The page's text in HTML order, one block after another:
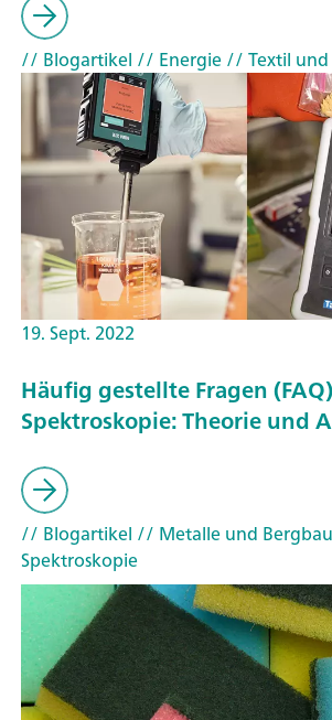
// Blogartikel // Energie// Textil und
19. Sept. 2022
Häufig gestellte Fragen
Spektroskopie: Theorie und
// Blogartikel // Metalle und Bergbau
Spektroskopie